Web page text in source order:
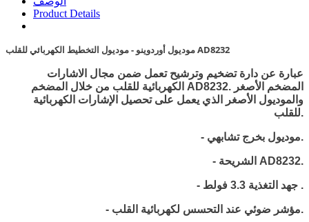
Product Details
موديول أوردوينو - موديول التخطيط الكهربائي للقلب AD8232
عبارة عن دارة تضخيم وترشيح تعمل ضمن مجال الاشارات
الكهربائية للقلب من خلال المضخم AD8232. المضخم الأصغر
والموديول الأصغر الذي يعمل على تحصيل الإشارات الكهربائية
للقلب.
- موديول بخرج تشابهي.
AD8232.
- جهد التغذية 3.3 فولط .
- مؤشر ضوئي عند التحسس لكهربائية القلب.